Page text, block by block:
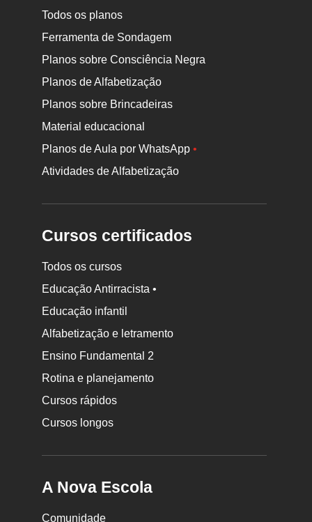
Todos os planos
Ferramenta de Sondagem
Planos sobre Consciência Negra
Planos de Alfabetização
Planos sobre Brincadeiras
Material educacional
Planos de Aula por WhatsApp•
Atividades de Alfabetização
Cursos certificados
Todos os cursos
Educação Antirracista •
Educação infantil
Alfabetização e letramento
Ensino Fundamental 2
Rotina e planejamento
Cursos rápidos
Cursos longos
A Nova Escola
Comunidade